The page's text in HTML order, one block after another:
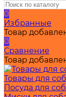
0
Избранные
Товар
0
Сравнение
Товар
Товары для
Посуда для